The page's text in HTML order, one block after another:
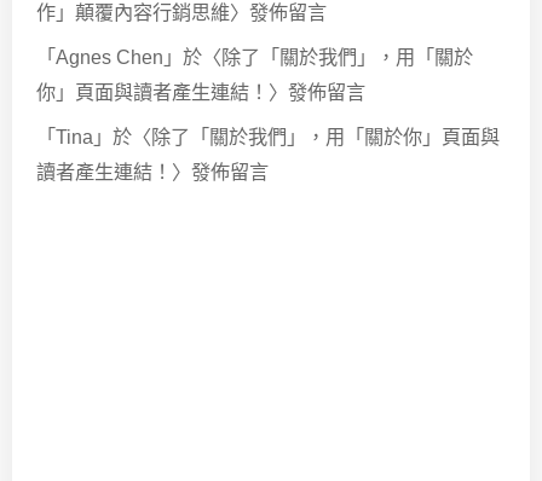
作」顛覆內容行銷思維〉發佈留言
「 Agnes Chen 」於〈 除了「關於我們」，用「關於
你」頁面與讀者產生連結！ 〉發佈留言
「 Tina 」於〈 除了「關於我們」，用「關於你」頁面與
讀者產生連結！ 〉發佈留言